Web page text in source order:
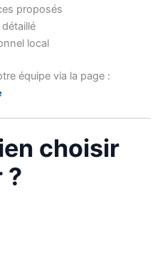
proposés
local
équipe via la page :
choisir
?